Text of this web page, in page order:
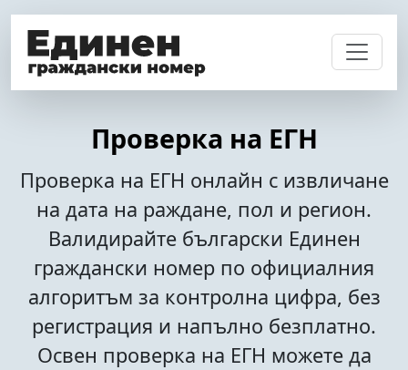
Проверка на ЕГН
Проверка на ЕГН онлайн с извличане
на дата на раждане, пол и регион.
Валидирайте български Единен
граждански номер по официалния
алгоритъм за контролна цифра, без
регистрация и напълно безплатно.
Освен проверка на ЕГН можете да